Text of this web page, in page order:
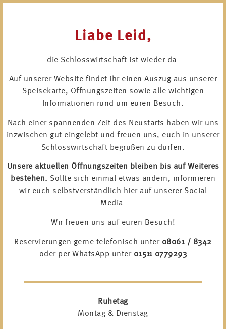
Liabe Leid,
die Schlosswirtschaft ist wieder da.
Auf unserer Website findet ihr einen Auszug aus unserer
Speisekarte, Öffnungszeiten sowie alle wichtigen
Informationen rund um euren Besuch.
Nach einer spannenden Zeit des Neustarts haben wir uns
inzwischen gut eingelebt und freuen uns, euch in unserer
Schlosswirtschaft begrüßen zu dürfen.
Unsere aktuellen Öffnungszeiten bleiben bis auf Weiteres
bestehen. Sollte sich einmal etwas ändern, informieren
wir euch selbstverständlich hier auf unserer Social
Media.
Wir freuen uns auf euren Besuch!
Reservierungen gerne telefonisch unter 08061 / 8342
oder per WhatsApp unter 01511 0779293
Ruhetag
Montag & Dienstag